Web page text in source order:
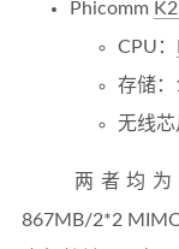
Phicomm
CPU：
存储
无线芯
两者均为
867MB/2*2